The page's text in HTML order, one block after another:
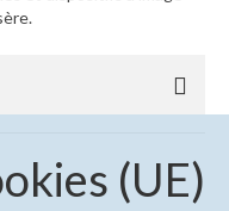
(UE)